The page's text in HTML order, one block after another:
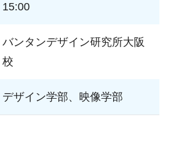
15:00
バンタンデザイン研究所大阪
校
デザイン学部、映像学部